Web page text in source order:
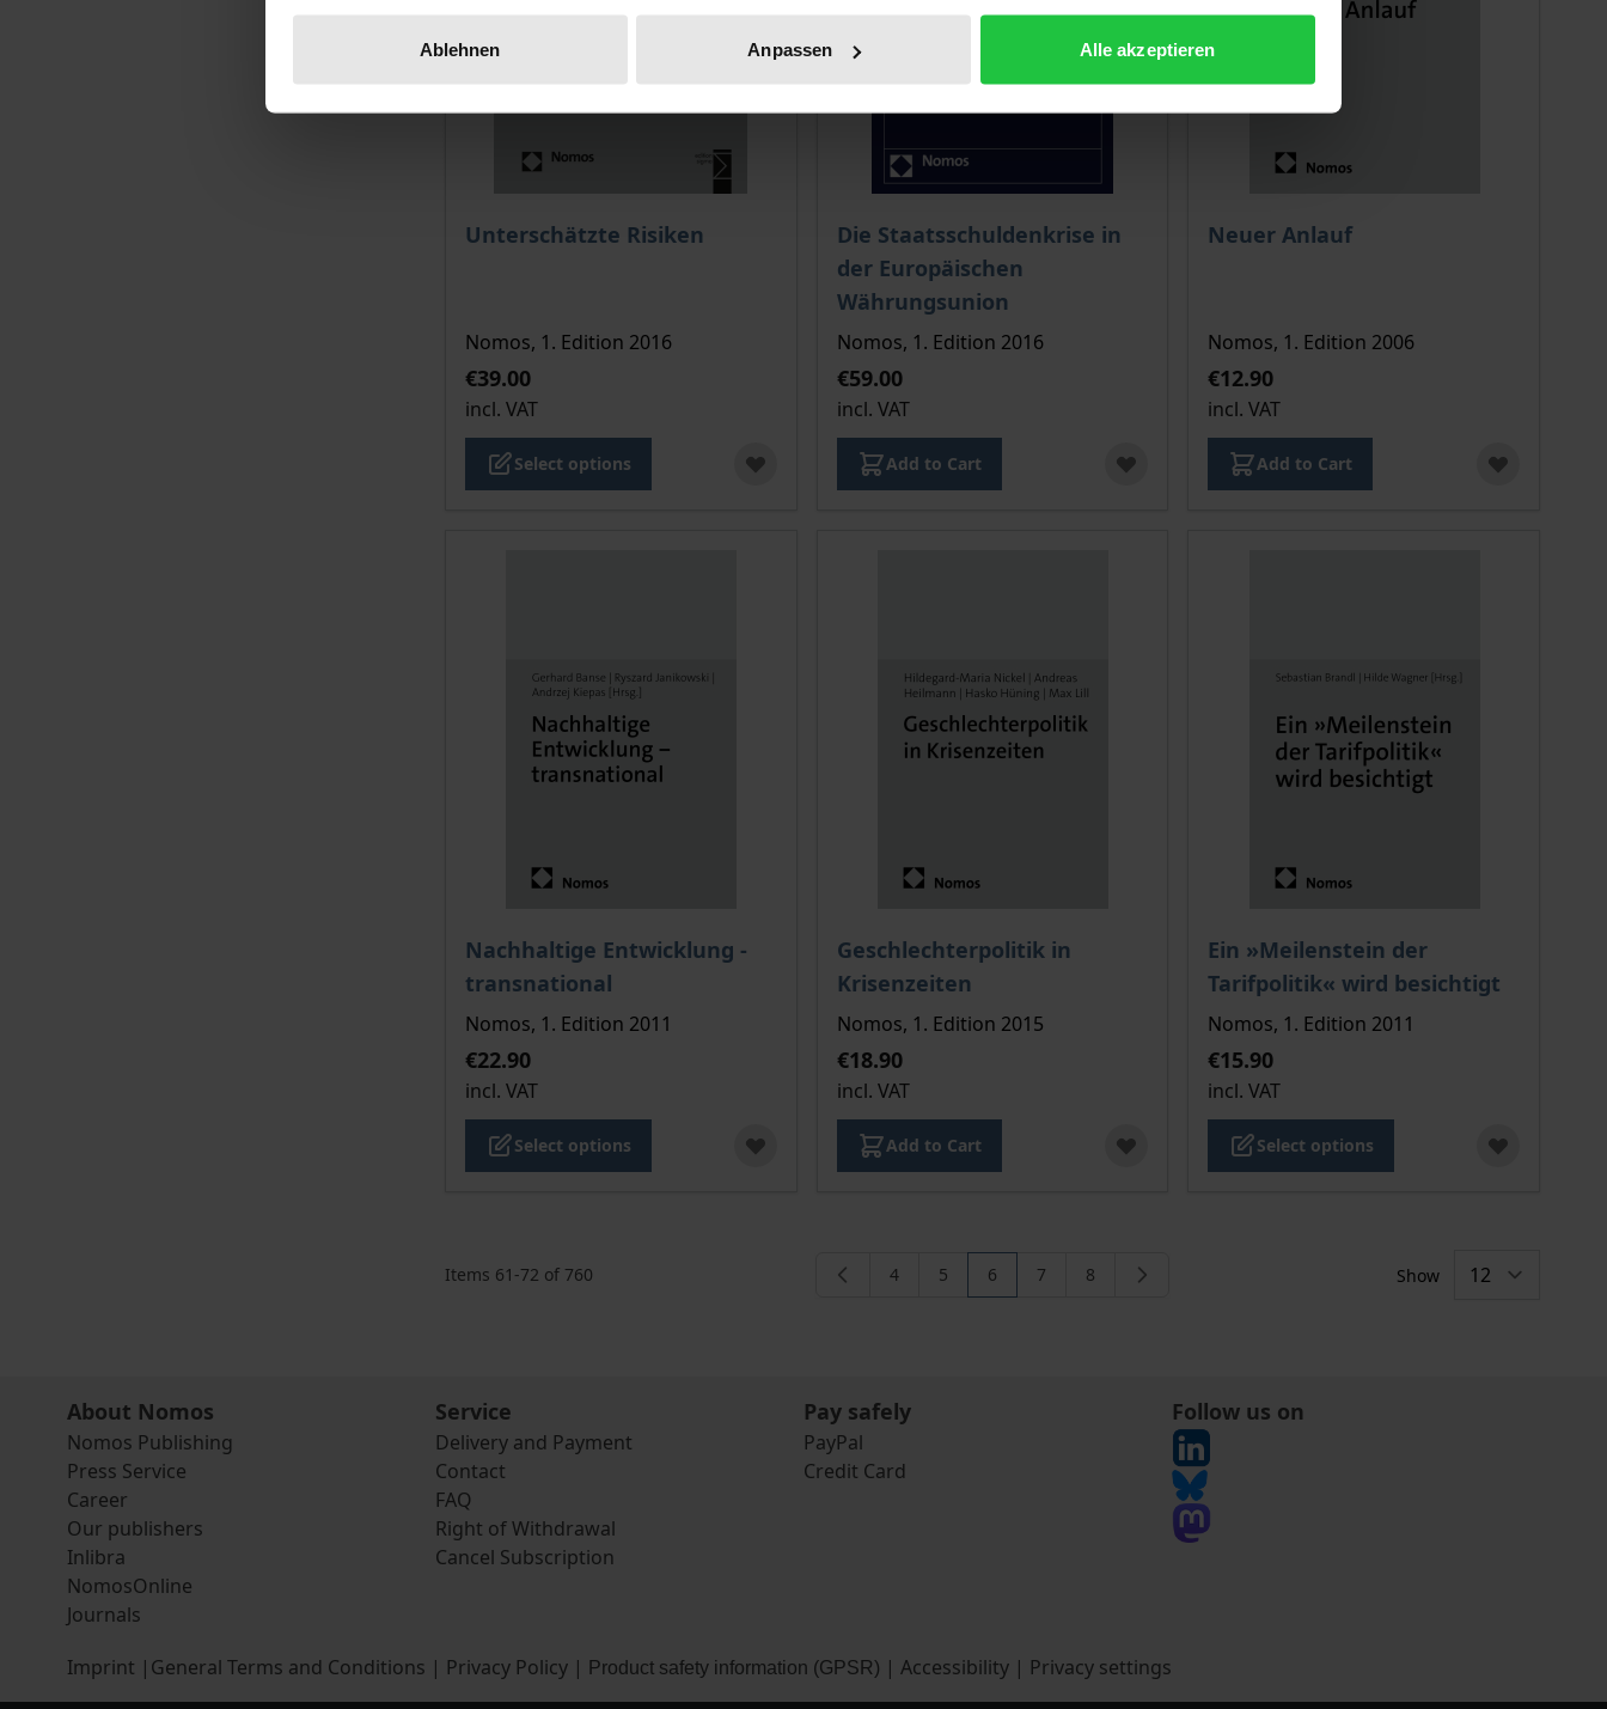
Ablehnen Anpassen Alle akzeptieren
Unterschätzte Risiken
The price depends on the options chosen on the product page
Nomos, 1. Edition 2016
€39.00
incl. VAT
Select options
Die Staatsschuldenkrise in
der Europäischen
Währungsunion
The price depends on the options chosen on the product page
Nomos, 1. Edition 2016
€59.00
incl. VAT
Add to Cart
Neuer Anlauf
The price depends on the options chosen
Nomos, 1. Edition 2006
€12.90
incl. VAT
Add to Cart
Nachhaltige Entwicklung -
transnational
The price depends on the options chosen on the product page
Nomos, 1. Edition 2011
€22.90
incl. VAT
Select options
Geschlechterpolitik in
Krisenzeiten
The price depends on the options chosen on the product page
Nomos, 1. Edition 2015
€18.90
incl. VAT
Add to Cart
Ein »Meilenstein der
Tarifpolitik« wird besichtigt
The price depends on the options chosen
Nomos, 1. Edition 2011
€15.90
incl. VAT
Select options
Items 61 -72 of 760 Page
4 Page
5 You're currently reading page
6 Page
7 Page
8 Show
About Nomos
Nomos Publishing
Press Service
Career
Our publishers
Inlibra
NomosOnline
Journals
Service
Delivery and Payment
Contact
FAQ
Right of Withdrawal
Cancel Subscription
Pay safely
PayPal
Credit Card
Follow us on
Imprint | General Terms and Conditions | Privacy Policy | Product safety information (GPSR) | Accessibility | Privacy settings